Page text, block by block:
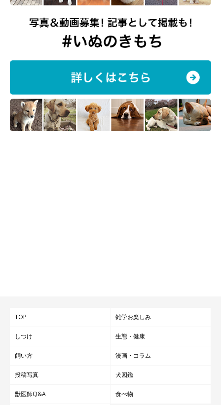
TOP 雑学お楽しみ
しつけ 生態・健康
飼い方 漫画・コラム
投稿写真 犬図鑑
獣医師Q&A 食べ物